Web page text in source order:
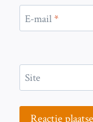
E-mail*
Site